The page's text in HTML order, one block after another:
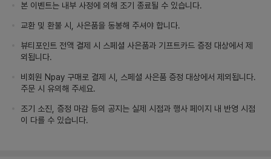
본 이벤트는 내부 사정에 의해 조기 종료될 수 있습니다.
교환 및 환불 시, 사은품을 동봉해 주셔야 합니다.
뷰티포인트 전액 결제 시 스페셜 사은품과 기프트카드 증정 대상에서 제
외됩니다.
비회원 Npay 구매로 결제 시, 스페셜 사은품 증정 대상에서 제외됩니다.
주문 시 유의해 주세요.
조기 소진, 증정 마감 등의 공지는 실제 시점과 행사 페이지 내 반영 시점
이 다를 수 있습니다.